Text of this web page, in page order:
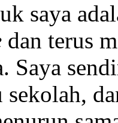
saya
dan terus
Saya
sekolah,